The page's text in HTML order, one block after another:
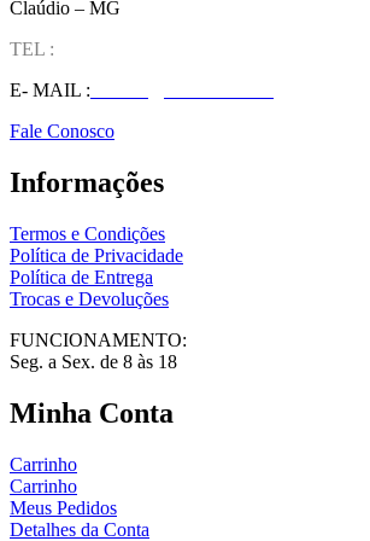
Claúdio – MG
TEL :
E- MAIL :
Fale Conosco
Informações
Termos e Condições
Política de Privacidade
Política de Entrega
Trocas e Devoluções
FUNCIONAMENTO:
Seg. a Sex. de 8 às 18
Minha Conta
Carrinho
Carrinho
Meus Pedidos
Detalhes da Conta